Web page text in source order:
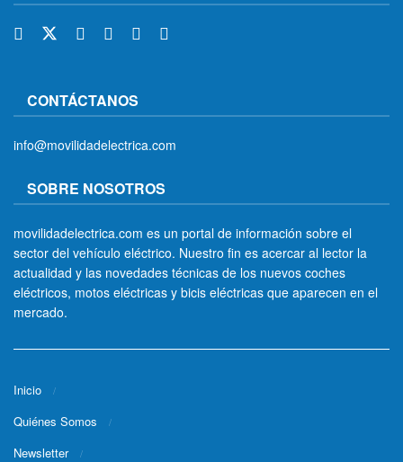
CONTÁCTANOS
info@movilidadelectrica.com
SOBRE NOSOTROS
movilidadelectrica.com es un portal de información sobre el
sector del vehículo eléctrico. Nuestro fin es acercar al lector la
actualidad y las novedades técnicas de los nuevos coches
eléctricos, motos eléctricas y bicis eléctricas que aparecen en el
mercado.
Inicio
Quiénes Somos
Newsletter